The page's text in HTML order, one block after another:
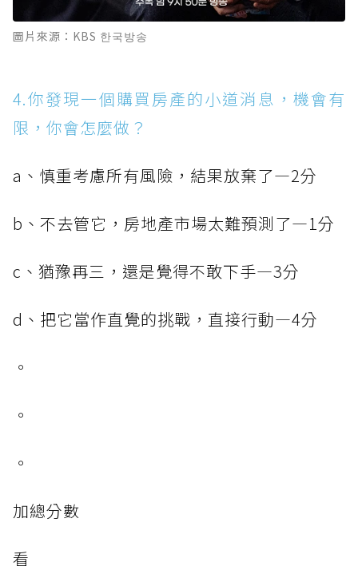
圖片來源：KBS 한국방송
4.你發現一個購買房產的小道消息，機會有
限，你會怎麼做？
a、慎重考慮所有風險，結果放棄了—2分
b、不去管它，房地產市場太難預測了—1分
c、猶豫再三，還是覺得不敢下手—3分
d、把它當作直覺的挑戰，直接行動—4分
。
。
。
加總分數
看